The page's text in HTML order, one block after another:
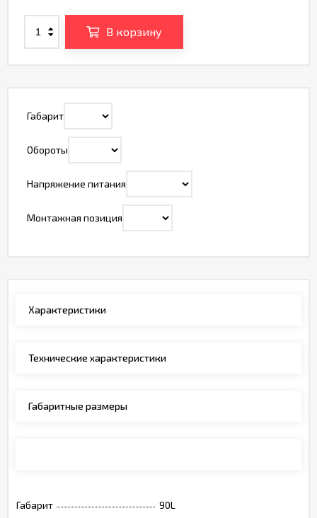
Габарит
Обороты
Напряжение питания
Монтажная позиция
В корзину
Характеристики
Технические характеристики
Габаритные размеры
Габарит
90L